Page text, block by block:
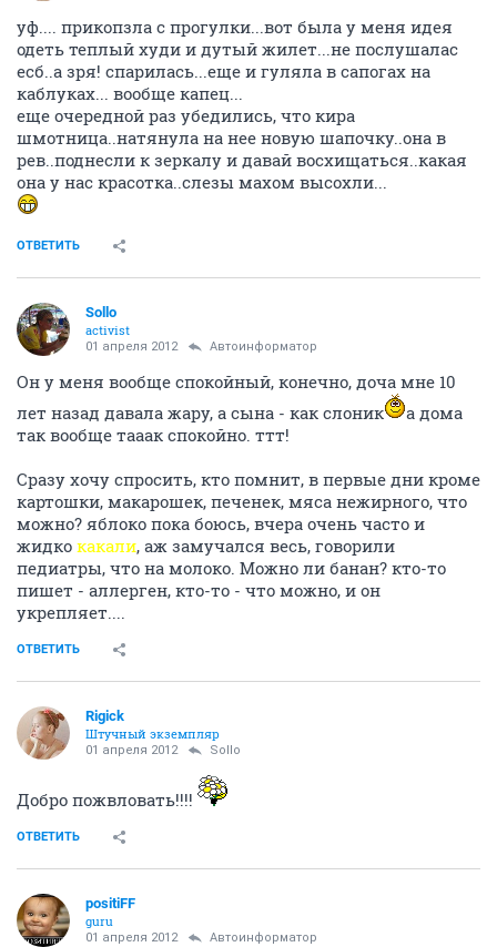
уф.... прикопзла с прогулки...вот была у меня идея
одеть теплый худи и дутый жилет...не послушалас
есб..а зря! спарилась...еще и гуляла в сапогах на
каблуках... вообще капец...
еще очередной раз убедились, что кира
шмотница..натянула на нее новую шапочку..она в
рев..поднесли к зеркалу и давай восхищаться..какая
она у нас красотка..слезы махом высохли...
ОТВЕТИТЬ
Sollo
activist
01 апреля 2012 Автоинформатор
Он у меня вообще спокойный, конечно, доча мне 10
лет назад давала жару, а сына - как слоник
а дома
так вообще тааак спокойно. ттт!
Сразу хочу спросить, кто помнит, в первые дни кроме
картошки, макарошек, печенек, мяса нежирного, что
можно? яблоко пока боюсь, вчера очень часто и
жидко какали, аж замучался весь, говорили
педиатры, что на молоко. Можно ли банан? кто-то
пишет - аллерген, кто-то - что можно, и он
укрепляет....
ОТВЕТИТЬ
Rigick
Штучный экземпляр
01 апреля 2012 Sollo
Добро пожвловать!!!!
ОТВЕТИТЬ
positiFF
guru
01 апреля 2012 Автоинформатор